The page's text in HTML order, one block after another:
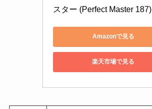
スター (Perfect Master 187)
Amazonで見る
楽天市場で見る